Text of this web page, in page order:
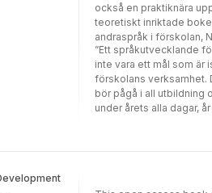
också en praktiknära
teoretiskt inriktade
andraspråk i förskolan,
”Ett språkutvecklande
inte vara ett mål som är
förskolans verksamhet.
bör pågå i all utbildning
under årets alla dagar,